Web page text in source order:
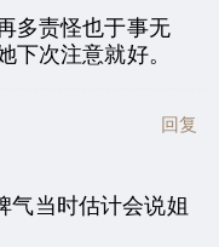
多责怪也于事无
下次注意就好。
回复
气当时估计会说姐